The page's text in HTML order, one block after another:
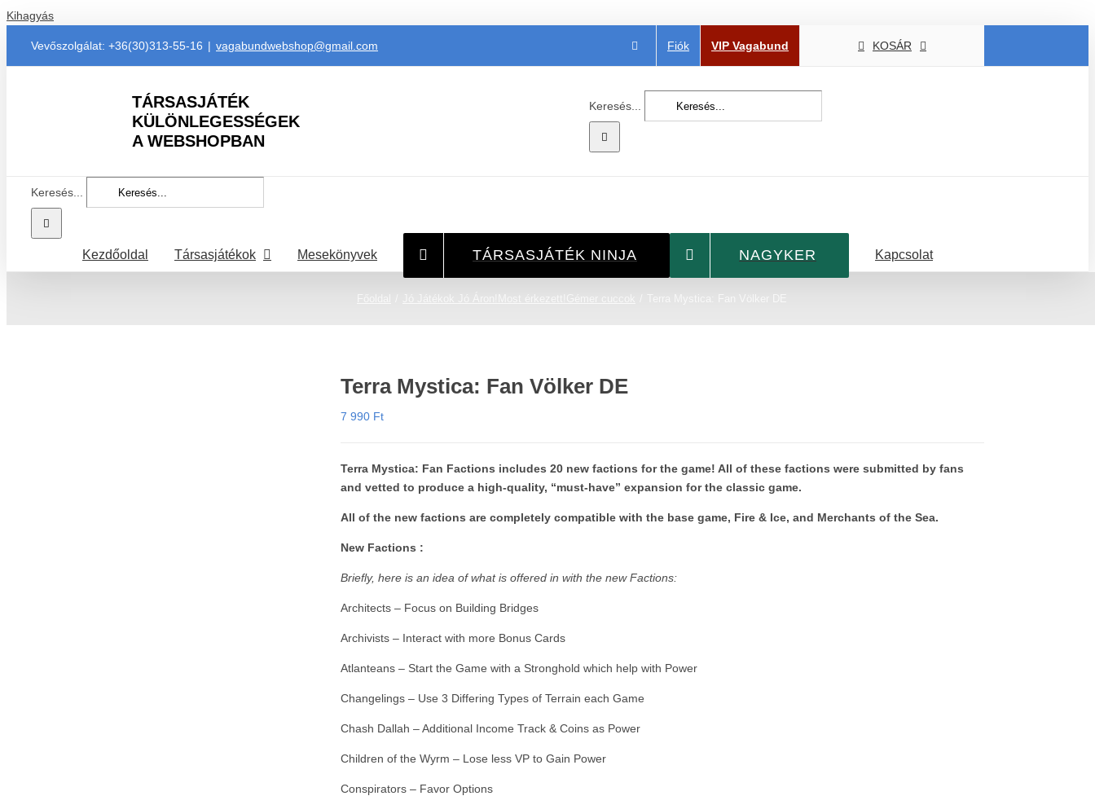
Kihagyás
Vevőszolgálat: +36(30)313-55-16 | vagabundwebshop@gmail.com Fiók VIP Vagabund KOSÁR
TÁRSASJÁTÉK
KÜLÖNLEGESSÉGEK
A WEBSHOPBAN
Keresés...
Keresés...
Kezdőoldal Társasjátékok Mesekönyvek TÁRSASJÁTÉK NINJA NAGYKER Kapcsolat
Terra Mystica: Fan Völker DE
7 990 Ft
Terra Mystica: Fan Factions includes 20 new factions for the game! All of these factions were submitted by fans
and vetted to produce a high-quality, “must-have” expansion for the classic game.
All of the new factions are completely compatible with the base game, Fire & Ice, and Merchants of the Sea.
New Factions :
Briefly, here is an idea of what is offered in with the new Factions:
Architects – Focus on Building Bridges
Archivists – Interact with more Bonus Cards
Atlanteans – Start the Game with a Stronghold which help with Power
Changelings – Use 3 Differing Types of Terrain each Game
Chash Dallah – Additional Income Track & Coins as Power
Children of the Wyrm – Lose less VP to Gain Power
Conspirators – Favor Options